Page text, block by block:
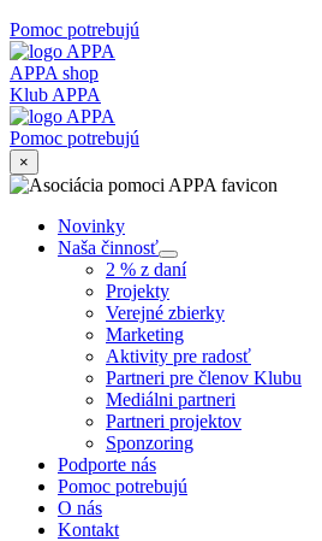
Pomoc potrebujú
APPA shop
Klub APPA
Pomoc potrebujú
×
Novinky
Naša činnosť
Submenu
2 % z daní
Projekty
Verejné zbierky
Marketing
Aktivity pre radosť
Partneri pre členov Klubu
Mediálni partneri
Partneri projektov
Sponzoring
Podporte nás
Pomoc potrebujú
O nás
Kontakt